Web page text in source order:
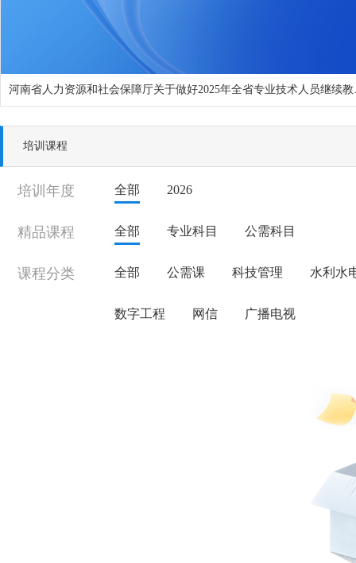
河南省人
培训课程
培训年度 全部 2026
精品课程 全部 专业科目 公需科目
课程分类 全部 公需课 科技管理 水利水
数字工程 网信 广播电视